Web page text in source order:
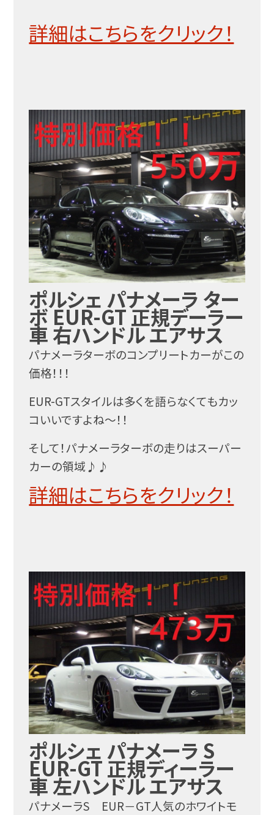
詳細はこちらをクリック！
ポルシェ パナメーラ ター
ボ EUR-GT 正規デーラー
車 右ハンドル エアサス
パナメーラターボのコンプリートカーがこの
価格！！！
EUR-GTスタイルは多くを語らなくてもカッ
コいいですよね～！！
そして！パナメーラターボの走りはスーパー
カーの領域♪♪
詳細はこちらをクリック！
ポルシェ パナメーラ S
EUR-GT 正規ディーラー
車 左ハンドル エアサス
パナメーラS EUR－GT人気のホワイトモ